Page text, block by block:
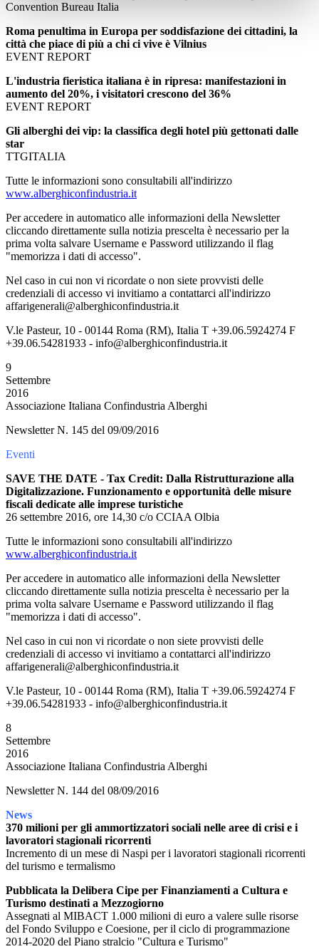
Convention Bureau Italia
Roma penultima in Europa per soddisfazione dei cittadini, la
città che piace di più a chi ci vive è Vilnius
EVENT REPORT
L'industria fieristica italiana è in ripresa: manifestazioni in
aumento del 20%, i visitatori crescono del 36%
EVENT REPORT
Gli alberghi dei vip: la classifica degli hotel più gettonati dalle
star
TTGITALIA
Tutte le informazioni sono consultabili all'indirizzo
www.alberghiconfindustria.it
Per accedere in automatico alle informazioni della Newsletter
cliccando direttamente sulla notizia prescelta è necessario per la
prima volta salvare Username e Password utilizzando il flag
"memorizza i dati di accesso".
Nel caso in cui non vi ricordate o non siete provvisti delle
credenziali di accesso vi invitiamo a contattarci all'indirizzo
affarigenerali@alberghiconfindustria.it
V.le Pasteur, 10 - 00144 Roma (RM), Italia T +39.06.5924274 F
+39.06.54281933 - info@alberghiconfindustria.it
9
Settembre
2016
Associazione Italiana Confindustria Alberghi
Newsletter N. 145 del 09/09/2016
Eventi
SAVE THE DATE - Tax Credit: Dalla Ristrutturazione alla
Digitalizzazione. Funzionamento e opportunità delle misure
fiscali dedicate alle imprese turistiche
26 settembre 2016, ore 14,30 c/o CCIAA Olbia
Tutte le informazioni sono consultabili all'indirizzo
www.alberghiconfindustria.it
Per accedere in automatico alle informazioni della Newsletter
cliccando direttamente sulla notizia prescelta è necessario per la
prima volta salvare Username e Password utilizzando il flag
"memorizza i dati di accesso".
Nel caso in cui non vi ricordate o non siete provvisti delle
credenziali di accesso vi invitiamo a contattarci all'indirizzo
affarigenerali@alberghiconfindustria.it
V.le Pasteur, 10 - 00144 Roma (RM), Italia T +39.06.5924274 F
+39.06.54281933 - info@alberghiconfindustria.it
8
Settembre
2016
Associazione Italiana Confindustria Alberghi
Newsletter N. 144 del 08/09/2016
News
370 milioni per gli ammortizzatori sociali nelle aree di crisi e i
lavoratori stagionali ricorrenti
Incremento di un mese di Naspi per i lavoratori stagionali ricorrenti
del turismo e termalismo
Pubblicata la Delibera Cipe per Finanziamenti a Cultura e
Turismo destinati a Mezzogiorno
Assegnati al MIBACT 1.000 milioni di euro a valere sulle risorse
del Fondo Sviluppo e Coesione, per il ciclo di programmazione
2014-2020 del Piano stralcio "Cultura e Turismo"